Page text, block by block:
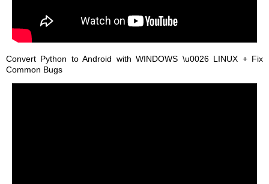
Convert Python to Android with WINDOWS \u0026 LINUX + Fix
Common Bugs